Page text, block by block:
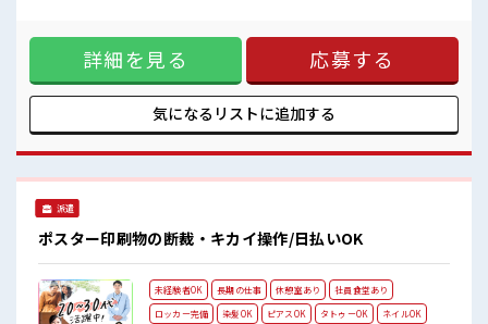
く環境が整っています！ イチからスキルUP・ステップUP目
指していきましょう！ ≪自分に合った期間で働ける≫ 福利厚
生が整った派遣のお仕事です！ ■職場の雰囲気 休憩室完備で
ランチや休憩も充実しそう♪ 職場にはロッカー完備！ 私物の
置きすぎには注意が必要ですね★ 残業多め！ 稼ぎたい方は必
詳細を見る 応募する
気になるリストに追加する
派遣
ポスター印刷物の断裁・キカイ操作/日払いOK
未経験者OK 長期の仕事 休憩室あり
社員食堂あり
ロッカー完備
染髪OK ピアスOK タトゥーOK
ネイルOK